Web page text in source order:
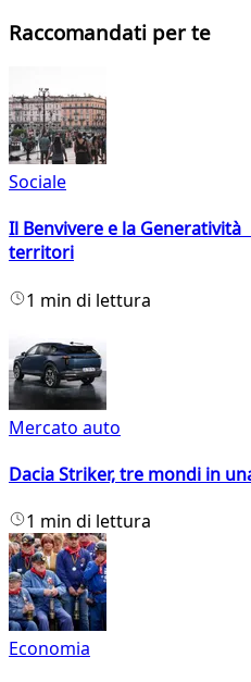
Raccomandati per te
Sociale
Il Benvivere e la
territori
1 min di lettura
Mercato auto
Dacia Striker, tre mondi in
1 min di lettura
Economia